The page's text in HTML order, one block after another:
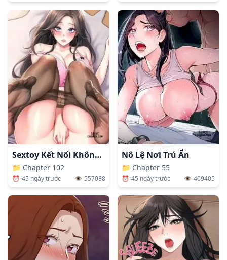
Sextoy Kết Nối Không Dây
📁 Chapter 102
⏰ 45 ngày trước 👁️ 557088
Nô Lệ Nơi Trú Ẩn
📁 Chapter 55
⏰ 45 ngày trước 👁️ 409405